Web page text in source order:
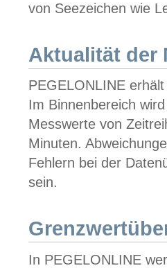
von Seezeichen wie
Aktualität der
PEGELONLINE
Im Binnenbereich
Messwerte von
Minuten.
Fehlern bei der
sein.
In PEGELONLINE